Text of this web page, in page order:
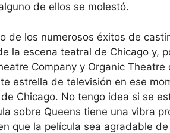
de ellos se molestó.
de los numerosos éxitos de
la escena teatral de Chicago y,
Company y Organic
estrella de televisión en ese
Chicago. No tengo idea si se
sobre Queens tiene una vibra
que la película sea agradable de